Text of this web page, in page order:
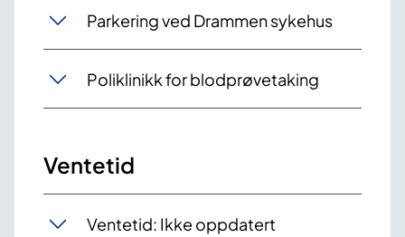
Parkering ved Drammen sykehus
Poliklinikk for blodprøvetaking
Ventetid
Ventetid: Ikke oppdatert